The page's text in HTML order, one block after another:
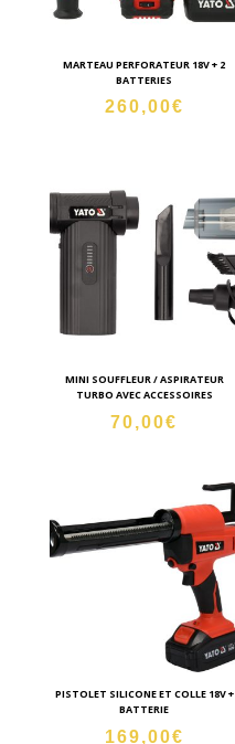
MARTEAU PERFORATEUR 18V + 2
BATTERIES
260,00€
MINI SOUFFLEUR / ASPIRATEUR
TURBO AVEC ACCESSOIRES
70,00€
PISTOLET SILICONE ET COLLE 18V +
BATTERIE
169,00€